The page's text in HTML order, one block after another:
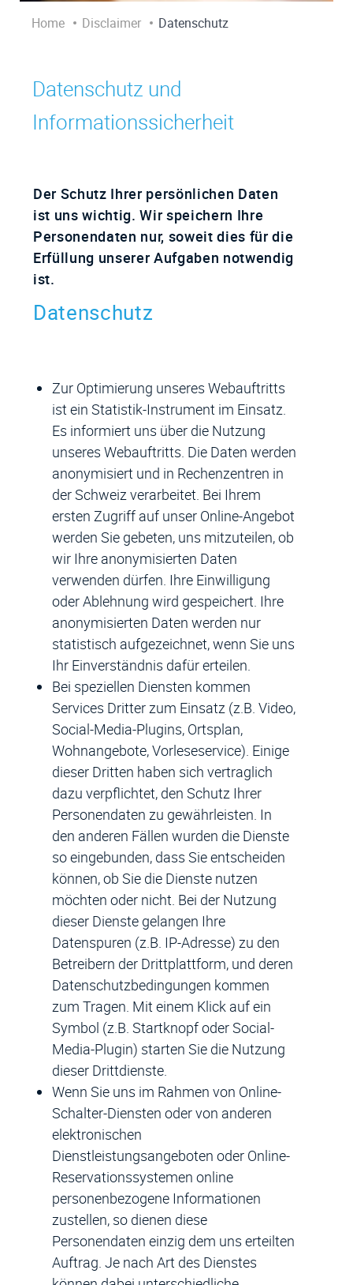
Home Disclaimer Datenschutz
Datenschutz und
Informationssicherheit
Der Schutz Ihrer persönlichen Daten
ist uns wichtig. Wir speichern Ihre
Personendaten nur, soweit dies für die
Erfüllung unserer Aufgaben notwendig
ist.
Datenschutz
Zur Optimierung unseres Webauftritts
ist ein Statistik-Instrument im Einsatz.
Es informiert uns über die Nutzung
unseres Webauftritts. Die Daten werden
anonymisiert und in Rechenzentren in
der Schweiz verarbeitet. Bei Ihrem
ersten Zugriff auf unser Online-Angebot
werden Sie gebeten, uns mitzuteilen, ob
wir Ihre anonymisierten Daten
verwenden dürfen. Ihre Einwilligung
oder Ablehnung wird gespeichert. Ihre
anonymisierten Daten werden nur
statistisch aufgezeichnet, wenn Sie uns
Ihr Einverständnis dafür erteilen.
Bei speziellen Diensten kommen
Services Dritter zum Einsatz (z.B. Video,
Social-Media-Plugins, Ortsplan,
Wohnangebote, Vorleseservice). Einige
dieser Dritten haben sich vertraglich
dazu verpflichtet, den Schutz Ihrer
Personendaten zu gewährleisten. In
den anderen Fällen wurden die Dienste
so eingebunden, dass Sie entscheiden
können, ob Sie die Dienste nutzen
möchten oder nicht. Bei der Nutzung
dieser Dienste gelangen Ihre
Datenspuren (z.B. IP-Adresse) zu den
Betreibern der Drittplattform, und deren
Datenschutzbedingungen kommen
zum Tragen. Mit einem Klick auf ein
Symbol (z.B. Startknopf oder Social-
Media-Plugin) starten Sie die Nutzung
dieser Drittdienste.
Wenn Sie uns im Rahmen von Online-
Schalter-Diensten oder von anderen
elektronischen
Dienstleistungsangeboten oder Online-
Reservationssystemen online
personenbezogene Informationen
zustellen, so dienen diese
Personendaten einzig dem uns erteilten
Auftrag. Je nach Art des Dienstes